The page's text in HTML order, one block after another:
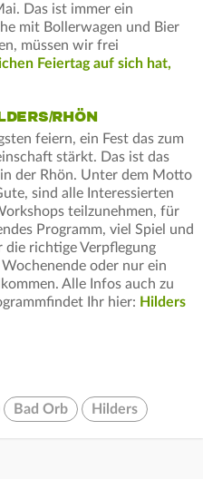
Das ist immer ein
mit Bollerwagen und Bier
müssen wir frei
Feiertag auf sich hat,
RHÖN
feiern, ein Fest das zum
stärkt. Das ist das
der Rhön. Unter dem Motto
sind alle Interessierten
teilzunehmen, für
Programm, viel Spiel und
richtige Verpflegung
oder nur ein
Alle Infos auch zu
Ihr hier: Hilders
Bad Orb Hilders